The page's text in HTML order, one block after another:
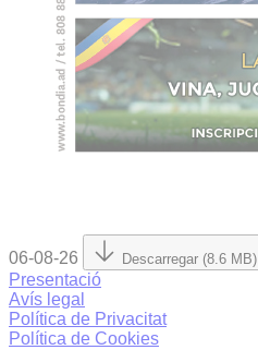
06-08-26 Descarregar (8.6 MB)
Presentació
Avís legal
Política de Privacitat
Política de Cookies